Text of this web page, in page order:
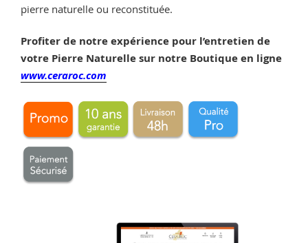
pierre naturelle ou reconstituée.
Profiter de notre expérience pour l’entretien de
votre Pierre Naturelle sur notre Boutique en ligne
www.ceraroc.com